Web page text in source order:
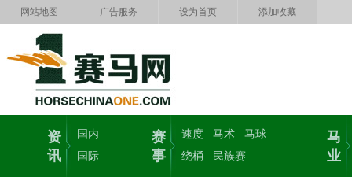
网站地图 广告服务 设为首页 添加收藏
资
讯
国内
国际
赛
事
速度 马术
马球
绕桶
民族赛
马
业